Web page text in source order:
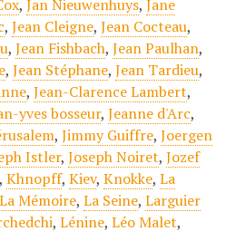
, Jan Nieuwenhuys, Jane
, Jean Cleigne, Jean Cocteau,
, Jean Fishbach, Jean Paulhan,
, Jean Stéphane, Jean Tardieu,
, Jean-Clarence Lambert,
yves bosseur, Jeanne d'Arc,
, Jimmy Guiffre, Joergen
Istler, Joseph Noiret, Jozef
Khnopff, Kiev, Knokke, La
La Mémoire, La Seine, Larguier
, Lénine, Léo Malet,